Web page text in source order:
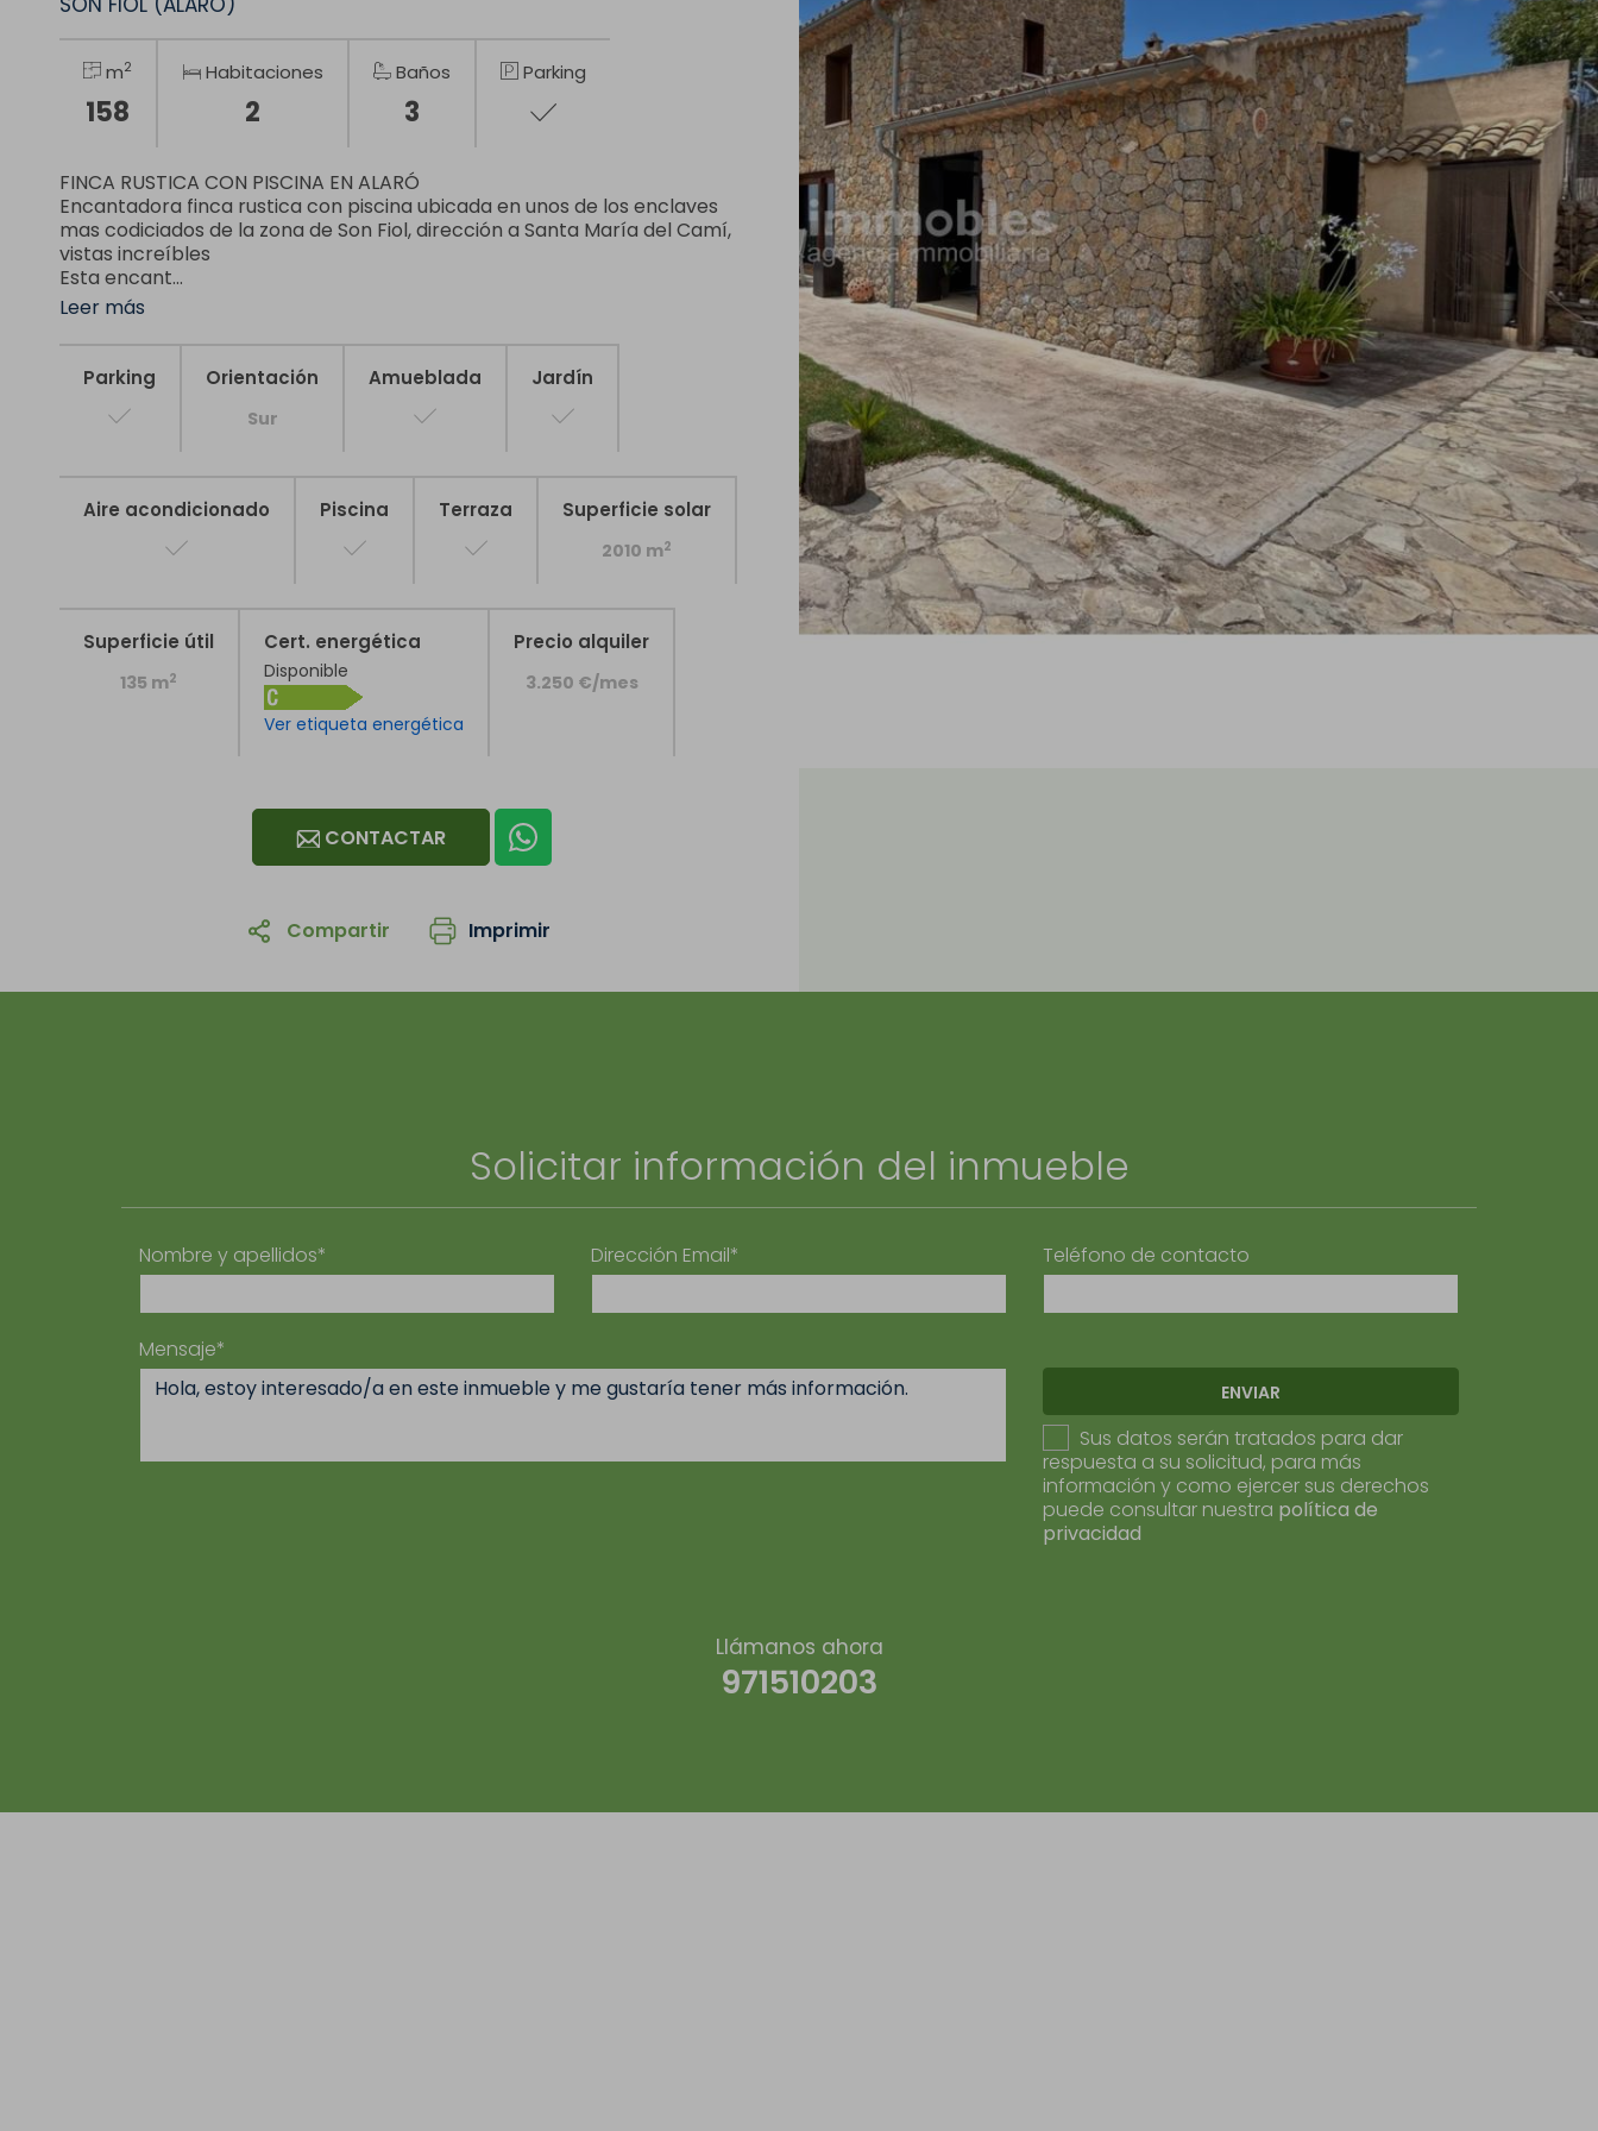
m2
158
Habitaciones
2
Baños
3
Parking
FINCA RUSTICA CON PISCINA EN ALARÓ
Encantadora finca rustica con piscina ubicada en unos de los enclaves
mas codiciados de la zona de Son Fiol, dirección a Santa María del Camí,
vistas increíbles
Esta encant...
Leer más
Parking Orientación
Sur
Amueblada Jardín
Aire acondicionado Piscina Terraza Superficie solar
2010 m2
Superficie útil
135 m2
Cert. energética
Disponible
Ver etiqueta energética
Precio alquiler
3.250 €/mes
CONTACTAR
Compartir Imprimir
Solicitar información del inmueble
Nombre y apellidos* Dirección Email* Teléfono de contacto
Mensaje*
ENVIAR
Sus datos serán tratados para dar
respuesta a su solicitud, para más
información y como ejercer sus derechos
puede consultar nuestra política de
privacidad
Llámanos ahora
971510203